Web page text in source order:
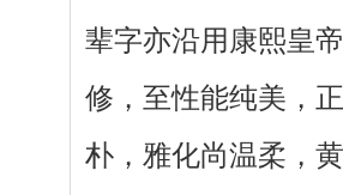
辈字亦沿用康熙皇
修，至性能纯美，
朴，雅化尚温柔，